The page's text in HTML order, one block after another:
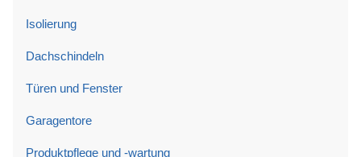
Isolierung
Dachschindeln
Türen und Fenster
Garagentore
Produktpflege und -wartung